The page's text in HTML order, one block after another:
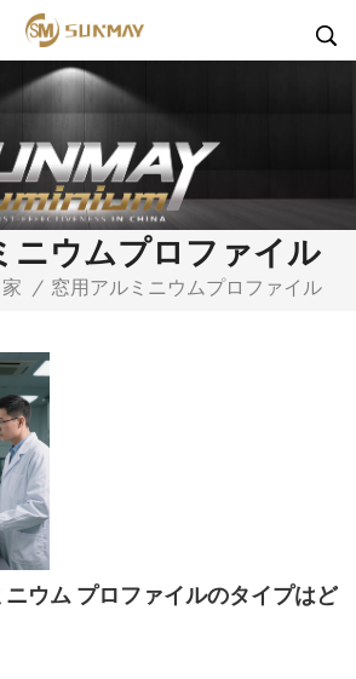
ニウムプロファイル
家 / 窓用アルミニウムプロファイル
ウム プロファイルのタイプはど